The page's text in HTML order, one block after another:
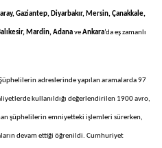
Gaziantep, Diyarbakır, Mersin, Çanakkale,
Mardin, AdanaveAnkara’da eş zamanlı
adreslerinde yapılan aramalarda 97
kullanıldığı değerlendirilen 1900 avro,
şüphelilerin emniyetteki işlemleri sürerken,
devam ettiği öğrenildi. Cumhuriyet